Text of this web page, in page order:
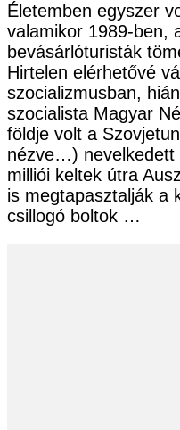
Életemben egyszer
valamikor 1989-ben,
bevásárlóturisták
Hirtelen elérhetővé
szocializmusban,
szocialista Magyar
földje volt a
nézve…) nevelkedett
milliói keltek útra
is megtapasztalják a
csillogó boltok …